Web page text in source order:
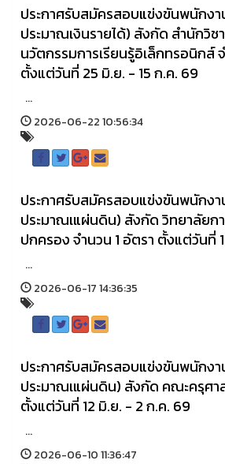
ประกาศรับสมัครสอบแข่งขันพนักง
ประมาณเงินรายได้) สังกัด สำนักวิช
นวัตกรรมการเรียนรู้อิเล็กทรอนิกส์
ตั้งแต่วันที่ 25 มิ.ย. - 15 ก.ค. 69
...
2026-06-22 10:56:34
ประกาศรับสมัครสอบแข่งขันพนักง
ประมาณเแผ่นดิน) สังกัด วิทยาลัยกา
ปกครอง จำนวน 1 อัตรา ตั้งแต่วันที่
...
2026-06-17 14:36:35
ประกาศรับสมัครสอบแข่งขันพนักง
ประมาณเแผ่นดิน) สังกัด คณะครุศา
ตั้งแต่วันที่ 12 มิ.ย. - 2 ก.ค. 69
...
2026-06-10 11:36:47